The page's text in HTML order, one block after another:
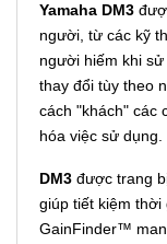
Yamaha DM3
người, từ các kỹ
người hiếm khi
thay đổi tùy theo
cách "khách" các
hóa việc sử dụng.
DM3 được trang
giúp tiết kiệm
GainFinder™